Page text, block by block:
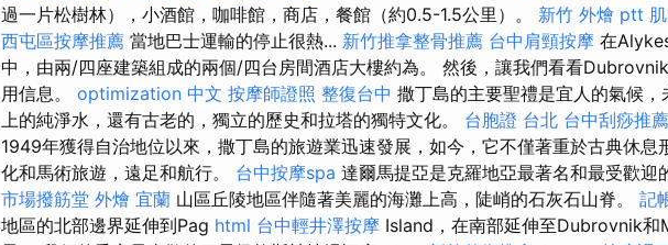
過一片松樹林），小酒館，咖啡館，商店，餐館（約0.5-1.5公里）。 新竹 外燴 ptt
西屯區按摩推薦 當地巴士運輸的停止很熱... 新竹推拿整骨推薦 台中肩頸按摩 在
中，由兩/四座建築組成的兩個/四台房間酒店大樓約為。 然後，讓我們看看
用信息。 optimization 中文 按摩師證照 整復台中 撒丁島的主要聖禮是宜人的氣候，
上的純淨水，還有古老的，獨立的歷史和拉塔的獨特文化。 台胞證 台北 台中刮痧推
1949年獲得自治地位以來，撒丁島的旅遊業迅速發展，如今，它不僅著重於古典休息
化和馬術旅遊，遠足和航行。 台中按摩spa 達爾馬提亞是克羅地亞最著名和最受歡迎
市場撥筋堂 外燴 宜蘭 山區丘陵地區伴隨著美麗的海灘上高，陡峭的石灰石山脊。 記
地區的北部邊界延伸到Pag html 台中輕井澤按摩 Island，在南部延伸至Dubrovnik